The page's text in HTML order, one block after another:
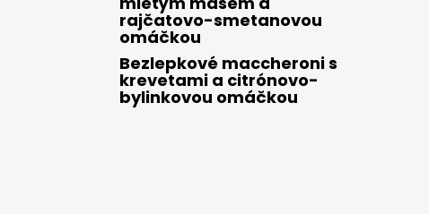
rajčatovo-smetanovou
omáčkou
Bezlepkové maccheroni s
krevetami a citrónovo-
bylinkovou omáčkou